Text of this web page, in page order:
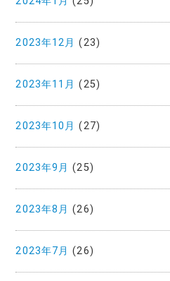
2023年12月 (23)
2023年11月 (25)
2023年10月 (27)
2023年9月 (25)
2023年8月 (26)
2023年7月 (26)